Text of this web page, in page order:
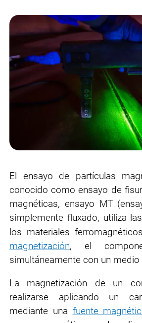
El ensayo de partículas
conocido como ensayo de
magnéticas, ensayo MT
simplemente fluxado, utiliza
los materiales
magnetización, el
simultáneamente con un medio
La magnetización de un
realizarse aplicando un
mediante una fuente